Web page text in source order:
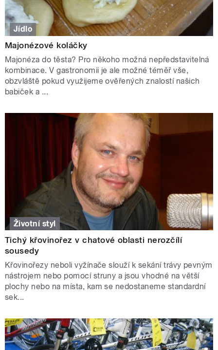
Jídlo
Majonézové koláčky
Majonéza do těsta? Pro někoho možná nepředstavitelná
kombinace. V gastronomii je ale možné téměř vše,
obzvláště pokud využijeme ověřených znalostí našich
babiček a ...
Životní styl
Tichý křovinořez v chatové oblasti nerozčílí
sousedy
Křovinořezy neboli vyžínače slouží k sekání trávy pevným
nástrojem nebo pomocí struny a jsou vhodné na větší
plochy nebo na místa, kam se nedostaneme standardní
sek...